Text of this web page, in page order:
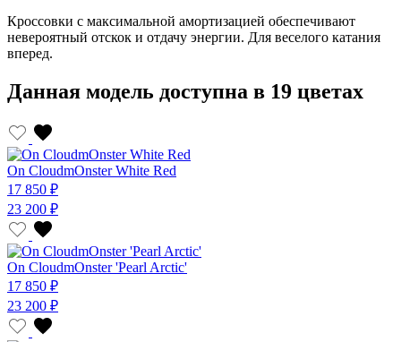
Кроссовки с максимальной амортизацией обеспечивают
невероятный отскок и отдачу энергии. Для веселого катания
вперед.
Данная модель доступна в 19 цветах
On CloudmOnster White Red
17 850 ₽
23 200 ₽
On CloudmOnster 'Pearl Arctic'
17 850 ₽
23 200 ₽